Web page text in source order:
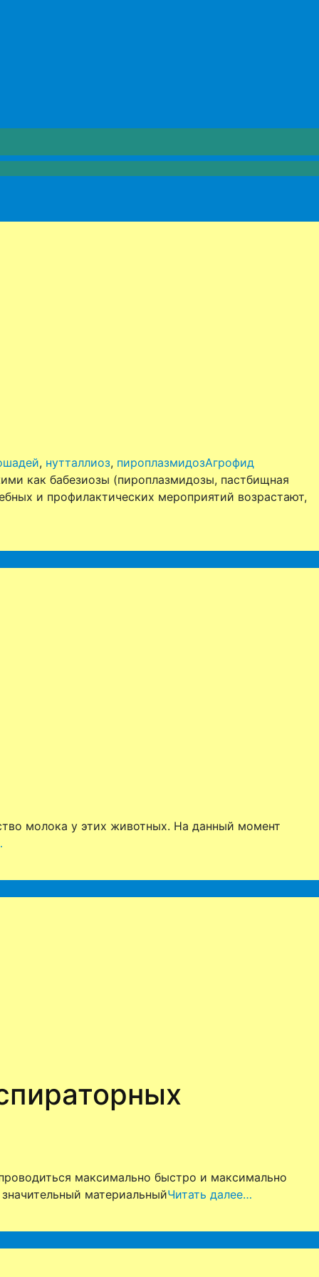
, нутталлиоз, пироплазмидозАгрофид
как бабезиозы (пироплазмидозы, пастбищная
и профилактических мероприятий возрастают,
молока у этих животных. На данный момент
максимально быстро и максимально
материальныйЧитать далее…